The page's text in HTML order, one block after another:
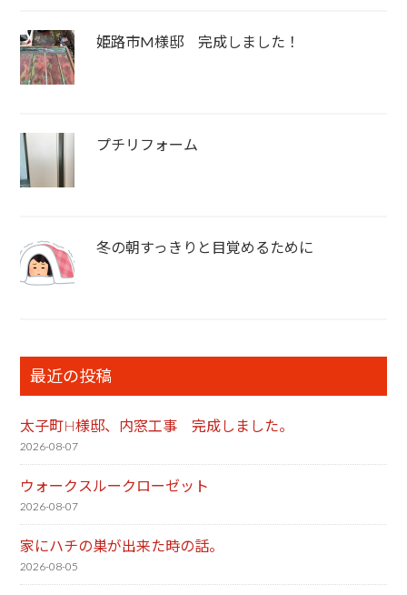
姫路市M様邸 完成しました！
プチリフォーム
冬の朝すっきりと目覚めるために
最近の投稿
太子町H様邸、内窓工事 完成しました。
2026-08-07
ウォークスルークローゼット
2026-08-07
家にハチの巣が出来た時の話。
2026-08-05